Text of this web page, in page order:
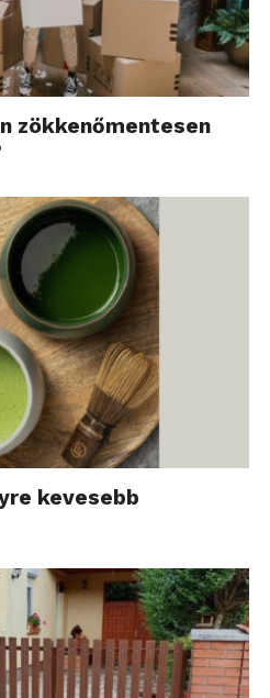
zökkenőmentesen
kevesebb